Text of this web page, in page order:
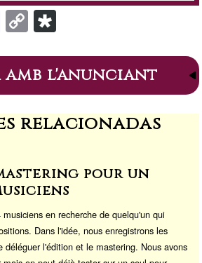
M
a
st
o
d
o
C
o
p
y
Li
n
Di
s
p
or
a
amb l'anunciant
relacionadas
pour un
en recherche de quelqu'un qui
Dans l'idée, nous enregistrons les
déléguer l'édition et le mastering. Nous avons